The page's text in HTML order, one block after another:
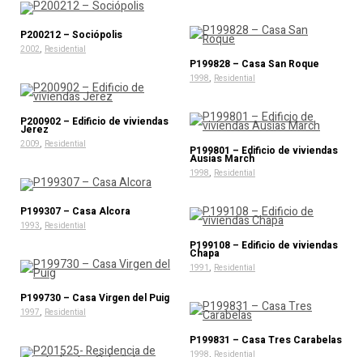
P200212 – Sociópolis
2002, Residential
P199828 – Casa San Roque
1998, Residential
P200902 – Edificio de viviendas
Jerez
2009, Residential P199801 – Edificio de viviendas
Ausias March
1998, Residential
P199307 – Casa Alcora
1993, Residential
P199108 – Edificio de viviendas
Chapa
1991, Residential
P199730 – Casa Virgen del Puig
1997, Residential
P199831 – Casa Tres Carabelas
,